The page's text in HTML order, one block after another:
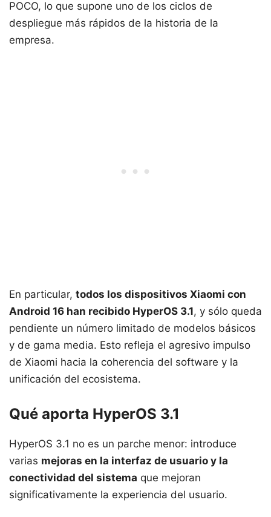
POCO, lo que supone uno de los ciclos de
despliegue más rápidos de la historia de la
empresa.
En particular, todos los dispositivos Xiaomi con
Android 16 han recibido HyperOS 3.1, y sólo queda
pendiente un número limitado de modelos básicos
y de gama media. Esto refleja el agresivo impulso
de Xiaomi hacia la coherencia del software y la
unificación del ecosistema.
Qué aporta HyperOS 3.1
HyperOS 3.1 no es un parche menor: introduce
varias mejoras en la interfaz de usuario y la
conectividad del sistema que mejoran
significativamente la experiencia del usuario.